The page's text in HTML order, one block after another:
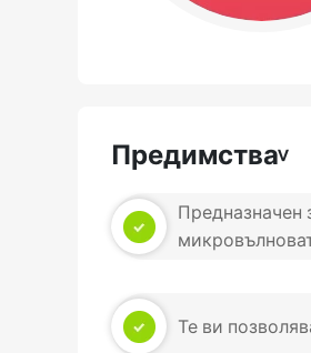
Предимства
Предназначен
Те ви